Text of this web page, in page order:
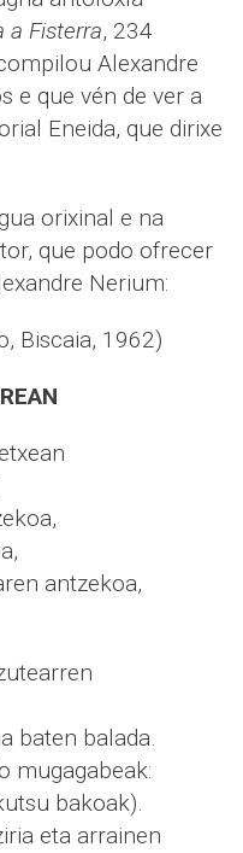
a Fisterra, 234
Alexandre
e que vén de ver a
Eneida, que dirixe
orixinal e na
que podo ofrecer
Nerium:
Biscaia, 1962)
antzekoa,
baten balada.
mugagabeak:
bakoak).
eta arrainen